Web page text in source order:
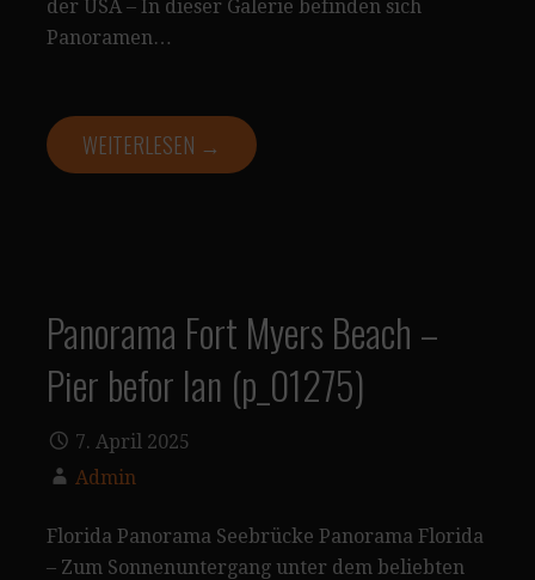
der USA – In dieser Galerie befinden sich
Panoramen…
WEITERLESEN →
Panorama Fort Myers Beach –
Pier befor Ian (p_01275)
7. April 2025
Admin
Florida Panorama Seebrücke Panorama Florida
– Zum Sonnenuntergang unter dem beliebten